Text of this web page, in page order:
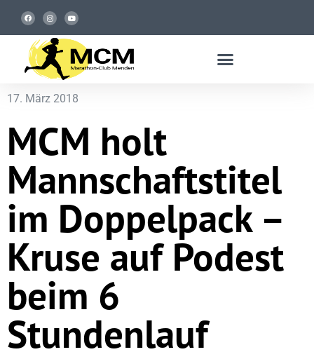
17. März 2018
MCM holt
Mannschaftstitel
im Doppelpack –
Kruse auf Podest
beim 6
Stundenlauf